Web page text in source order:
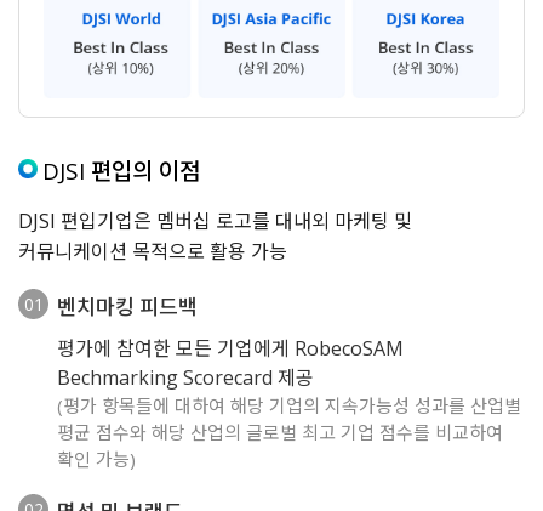
DJSI 편입의 이점
DJSI 편입기업은 멤버십 로고를 대내외 마케팅 및
커뮤니케이션 목적으로 활용 가능
벤치마킹 피드백
평가에 참여한 모든 기업에게 RobecoSAM
Bechmarking Scorecard 제공
(평가 항목들에 대하여 해당 기업의 지속가능성 성과를 산업별
평균 점수와 해당 산업의 글로벌 최고 기업 점수를 비교하여
확인 가능)